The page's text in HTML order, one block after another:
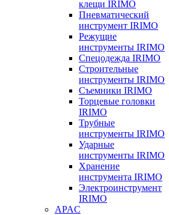
клещи IRIMO
Пневматический
инструмент IRIMO
Режущие
инструменты IRIMO
Спецодежда IRIMO
Строительные
инструменты IRIMO
Съемники IRIMO
Торцевые головки
IRIMO
Трубные
инструменты IRIMO
Ударные
инструменты IRIMO
Хранение
инструмента IRIMO
Электроинструмент
IRIMO
APAC